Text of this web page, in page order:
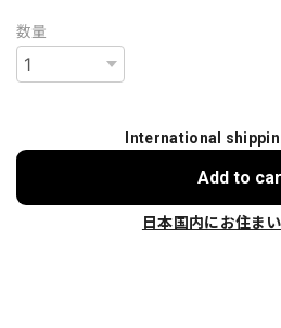
数量
International
Add to
日本国内にお住ま